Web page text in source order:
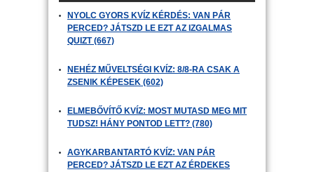
NYOLC GYORS KVÍZ KÉRDÉS: VAN PÁR
PERCED? JÁTSZD LE EZT AZ IZGALMAS
QUIZT (667)
NEHÉZ MŰVELTSÉGI KVÍZ: 8/8-RA CSAK A
ZSENIK KÉPESEK (602)
ELMEBŐVÍTŐ KVÍZ: MOST MUTASD MEG MIT
TUDSZ! HÁNY PONTOD LETT? (780)
AGYKARBANTARTÓ KVÍZ: VAN PÁR
PERCED? JÁTSZD LE EZT AZ ÉRDEKES